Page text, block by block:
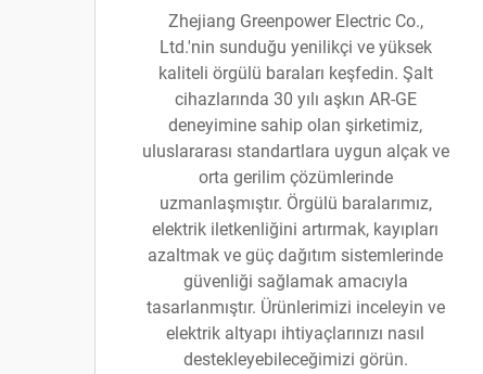
Zhejiang Greenpower Electric Co.,
Ltd.'nin sunduğu yenilikçi ve yüksek
kaliteli örgülü baraları keşfedin. Şalt
cihazlarında 30 yılı aşkın AR-GE
deneyimine sahip olan şirketimiz,
uluslararası standartlara uygun alçak ve
orta gerilim çözümlerinde
uzmanlaşmıştır. Örgülü baralarımız,
elektrik iletkenliğini artırmak, kayıpları
azaltmak ve güç dağıtım sistemlerinde
güvenliği sağlamak amacıyla
tasarlanmıştır. Ürünlerimizi inceleyin ve
elektrik altyapı ihtiyaçlarınızı nasıl
destekleyebileceğimizi görün.